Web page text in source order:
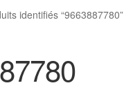
identifiés “9663887780”